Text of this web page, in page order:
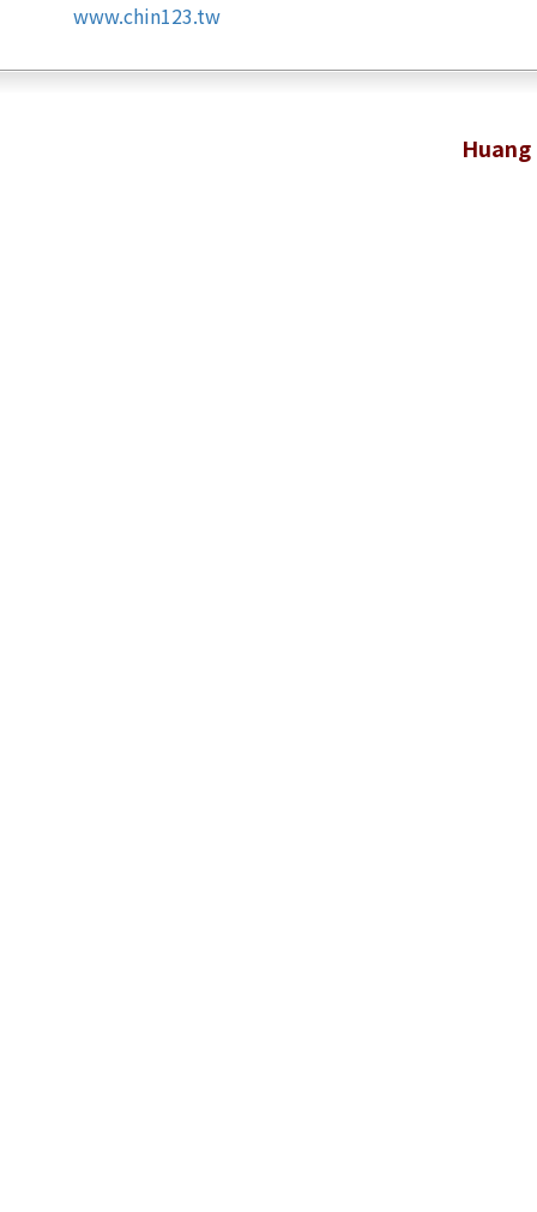
www.chin123.tw